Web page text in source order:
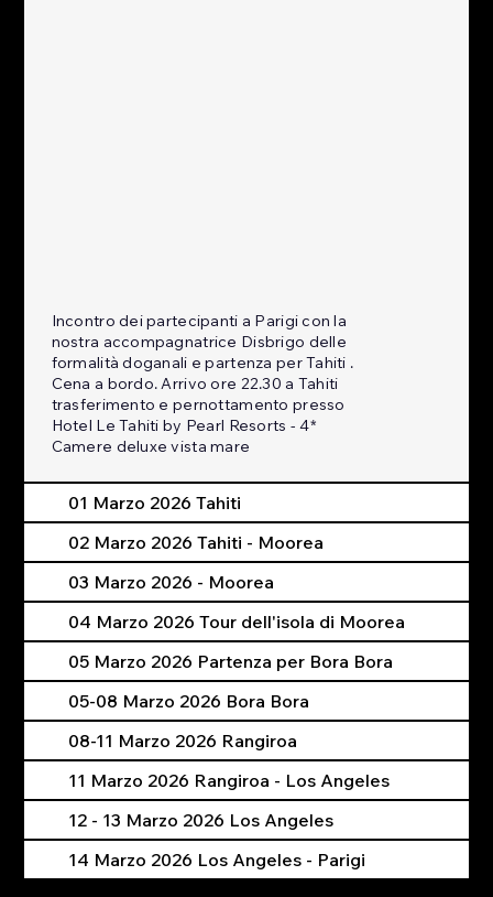
Incontro dei partecipanti a Parigi con la
nostra accompagnatrice Disbrigo delle
formalità doganali e partenza per Tahiti .
Cena a bordo. Arrivo ore 22.30 a Tahiti
trasferimento e pernottamento presso
Hotel Le Tahiti by Pearl Resorts - 4*
Camere deluxe vista mare
01 Marzo 2026 Tahiti
02 Marzo 2026 Tahiti - Moorea
03 Marzo 2026 - Moorea
04 Marzo 2026 Tour dell'isola di Moorea
05 Marzo 2026 Partenza per Bora Bora
05-08 Marzo 2026 Bora Bora
08-11 Marzo 2026 Rangiroa
11 Marzo 2026 Rangiroa - Los Angeles
12 - 13 Marzo 2026 Los Angeles
14 Marzo 2026 Los Angeles - Parigi